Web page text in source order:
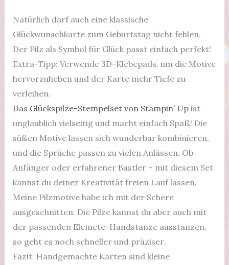
Natürlich darf auch eine klassische
Glückwunschkarte zum Geburtstag nicht fehlen.
Der Pilz als Symbol für Glück passt einfach perfekt!
Extra-Tipp: Verwende 3D-Klebepads, um die Motive
hervorzuheben und der Karte mehr Tiefe zu
verleihen.
Das Glückspilze-Stempelset von Stampin’ Upist
unglaublich vielseitig und macht einfach Spaß! Die
süßen Motive lassen sich wunderbar kombinieren,
und die Sprüche passen zu vielen Anlässen. Ob
Anfänger oder erfahrener Bastler – mit diesem Set
kannst du deiner Kreativität freien Lauf lassen.
Meine Pilzmotive habe ich mit der Schere
ausgeschnitten. Die Pilze kannst du aber auch mit
der passenden Elemete-Handstanze ausstanzen,
so geht es noch schneller und präziser.
Fazit: Handgemachte Karten sind kleine